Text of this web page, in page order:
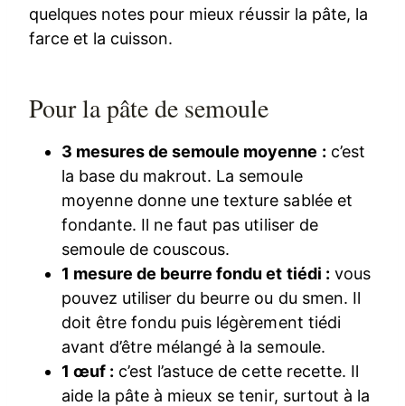
quelques notes pour mieux réussir la pâte, la
farce et la cuisson.
Pour la pâte de semoule
3 mesures de semoule moyenne : c’est
la base du makrout. La semoule
moyenne donne une texture sablée et
fondante. Il ne faut pas utiliser de
semoule de couscous.
1 mesure de beurre fondu et tiédi : vous
pouvez utiliser du beurre ou du smen. Il
doit être fondu puis légèrement tiédi
avant d’être mélangé à la semoule.
1 œuf : c’est l’astuce de cette recette. Il
aide la pâte à mieux se tenir, surtout à la